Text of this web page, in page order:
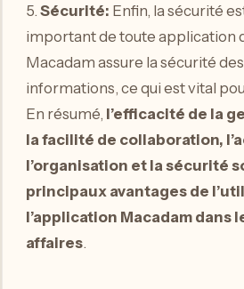
5. Sécurité: Enfin, la sécurité
important de toute application
Macadam assure la sécurité
informations, ce qui est vital
En résumé, l’efficacité de la
la facilité de collaboration,
l’organisation et la sécurité
principaux avantages de
l’application Macadam dans
affaires.